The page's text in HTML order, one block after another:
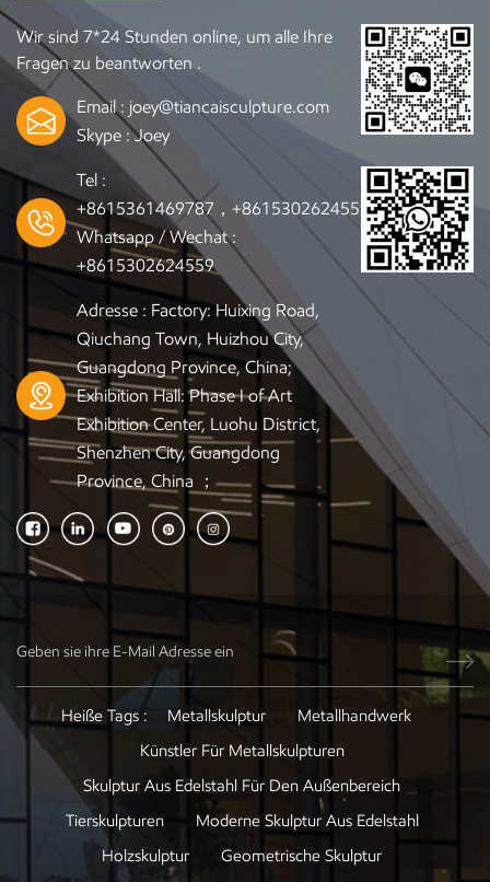
Wir sind 7*24 Stunden online, um alle Ihre
Fragen zu beantworten .
Email : joey@tiancaisculpture.com
Skype :Joey
Tel :
+8615361469787，+8615302624559
Whatsapp / Wechat :
+8615302624559
Adresse : Factory: Huixing Road,
Qiuchang Town, Huizhou City,
Guangdong Province, China;
Exhibition Hall: Phase I of Art
Exhibition Center, Luohu District,
Shenzhen City, Guangdong
Province, China ；
Heiße Tags : Metallskulptur
Metallhandwerk
Künstler Für Metallskulpturen
Skulptur Aus Edelstahl Für Den Außenbereich
Tierskulpturen
Moderne Skulptur Aus Edelstahl
Holzskulptur
Geometrische Skulptur